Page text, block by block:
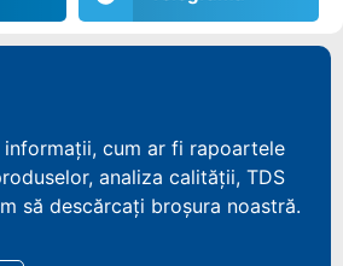
informații, cum ar fi rapoartele
analiza calității, TDS
să descărcați broșura noastră.